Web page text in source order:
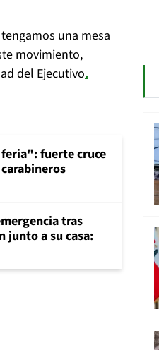
una mesa
movimiento,
del Ejecutivo.
fuerte cruce
tras
junto a su casa: